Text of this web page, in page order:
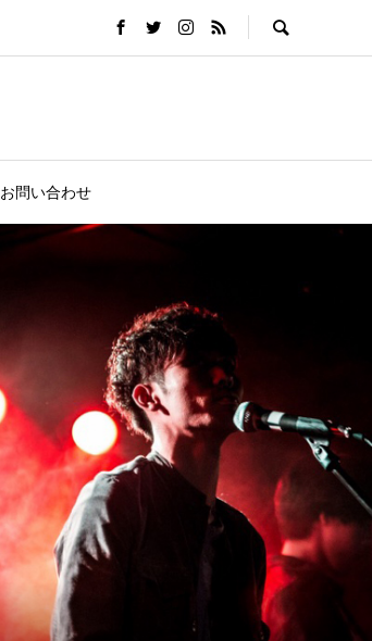
お問い合わせ